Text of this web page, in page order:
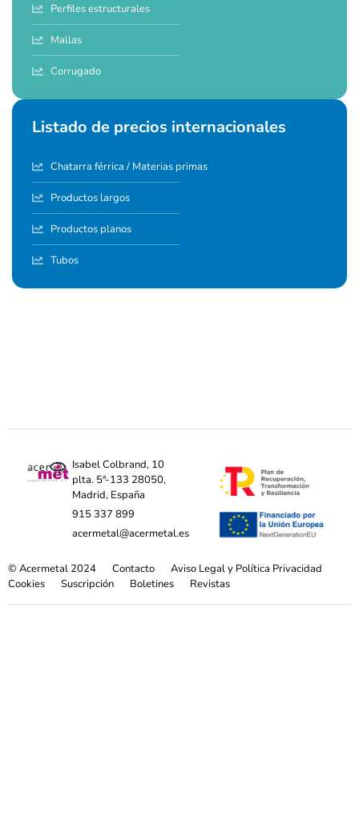
Perfiles estructurales
Mallas
Corrugado
Listado de precios internacionales
Chatarra férrica / Materias primas
Productos largos
Productos planos
Tubos
Isabel Colbrand, 10
plta. 5ª-133 28050,
Madrid, España
915 337 899
acermetal@acermetal.es
© Acermetal 2024 Contacto
Aviso Legal y Política Privacidad
Cookies
Suscripción Boletines Revistas